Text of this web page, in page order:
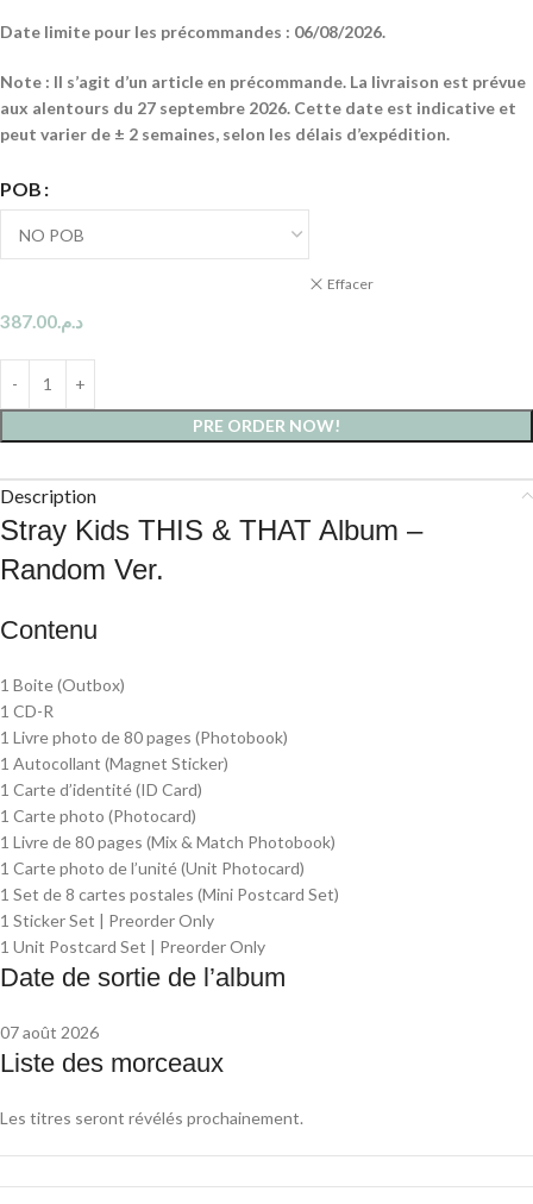
Date limite pour les précommandes : 06/08/2026.
Note : Il s’agit d’un article en précommande. La livraison est prévue
aux alentours du 27 septembre 2026. Cette date est indicative et
peut varier de ± 2 semaines, selon les délais d’expédition.
POB
Effacer
د.م.387.00
PRE ORDER NOW!
Description
Stray Kids THIS & THAT Album –
Random Ver.
Contenu
1 Boite (Outbox)
1 CD-R
1 Livre photo de 80 pages (Photobook)
1 Autocollant (Magnet Sticker)
1 Carte d’identité (ID Card)
1 Carte photo (Photocard)
1 Livre de 80 pages (Mix & Match Photobook)
1 Carte photo de l’unité (Unit Photocard)
1 Set de 8 cartes postales (Mini Postcard Set)
1 Sticker Set | Preorder Only
1 Unit Postcard Set | Preorder Only
Date de sortie de l’album
07 août 2026
Liste des morceaux
Les titres seront révélés prochainement.